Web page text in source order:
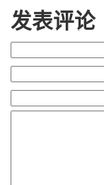
发表评论